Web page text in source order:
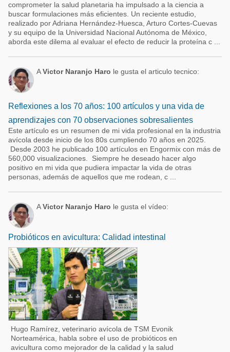
comprometer la salud planetaria ha impulsado a la ciencia a
buscar formulaciones más eficientes. Un reciente estudio,
realizado por Adriana Hernández-Huesca, Arturo Cortes-Cuevas
y su equipo de la Universidad Nacional Autónoma de México,
aborda este dilema al evaluar el efecto de reducir la proteína c ...
AVictor Naranjo Haro le gusta el articulo tecnico:
Reflexiones a los 70 años: 100 artículos y una vida de
aprendizajes con 70 observaciones sobresalientes
Este artículo es un resumen de mi vida profesional en la industria
avícola desde inicio de los 80s cumpliendo 70 años en 2025.
Desde 2003 he publicado 100 artículos en Engormix con más de
560,000 visualizaciones. Siempre he deseado hacer algo
positivo en mi vida que pudiera impactar la vida de otras
personas, además de aquellos que me rodean, c ...
AVictor Naranjo Haro le gusta el vídeo:
Probióticos en avicultura: Calidad intestinal
Hugo Ramírez, veterinario avícola de TSM Evonik
Norteamérica, habla sobre el uso de probióticos en
avicultura como mejorador de la calidad y la salud